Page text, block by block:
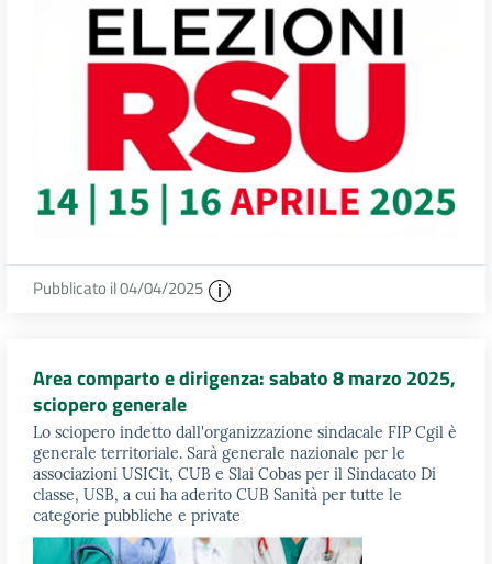
Pubblicato il 04/04/2025
Area comparto e dirigenza: sabato 8 marzo 2025,
sciopero generale
Lo sciopero indetto dall'organizzazione sindacale FIP Cgil è
generale territoriale. Sarà generale nazionale per le
associazioni USICit, CUB e Slai Cobas per il Sindacato Di
classe, USB, a cui ha aderito CUB Sanità per tutte le
categorie pubbliche e private